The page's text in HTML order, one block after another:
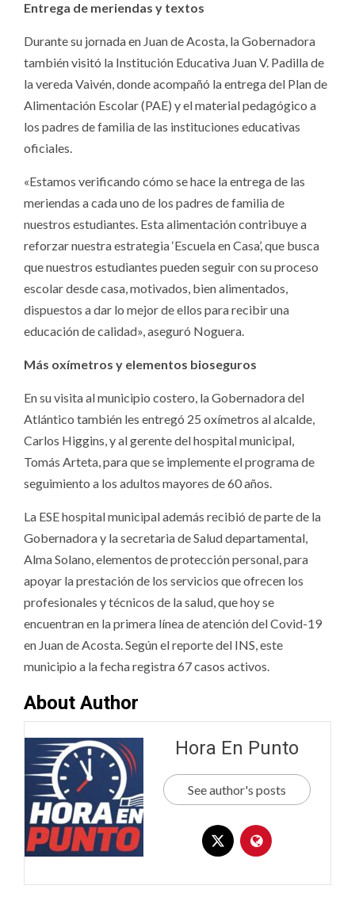
Entrega de meriendas y textos
Durante su jornada en Juan de Acosta, la Gobernadora
también visitó la Institución Educativa Juan V. Padilla de
la vereda Vaivén, donde acompañó la entrega del Plan de
Alimentación Escolar (PAE) y el material pedagógico a
los padres de familia de las instituciones educativas
oficiales.
«Estamos verificando cómo se hace la entrega de las
meriendas a cada uno de los padres de familia de
nuestros estudiantes. Esta alimentación contribuye a
reforzar nuestra estrategia ‘Escuela en Casa’, que busca
que nuestros estudiantes pueden seguir con su proceso
escolar desde casa, motivados, bien alimentados,
dispuestos a dar lo mejor de ellos para recibir una
educación de calidad», aseguró Noguera.
Más oxímetros y elementos bioseguros
En su visita al municipio costero, la Gobernadora del
Atlántico también les entregó 25 oxímetros al alcalde,
Carlos Higgins, y al gerente del hospital municipal,
Tomás Arteta, para que se implemente el programa de
seguimiento a los adultos mayores de 60 años.
La ESE hospital municipal además recibió de parte de la
Gobernadora y la secretaria de Salud departamental,
Alma Solano, elementos de protección personal, para
apoyar la prestación de los servicios que ofrecen los
profesionales y técnicos de la salud, que hoy se
encuentran en la primera línea de atención del Covid-19
en Juan de Acosta. Según el reporte del INS, este
municipio a la fecha registra 67 casos activos.
About Author
Hora En Punto
See author's posts